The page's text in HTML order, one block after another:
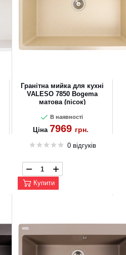
Гранітна мийка для кухні
VALESO 7850 Bogema
матова (пісок)
В наявності
Ціна 7969 грн.
0 відгуків
Купити